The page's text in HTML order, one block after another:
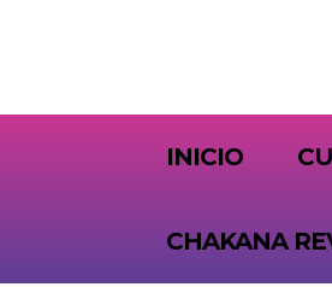
INICIO
CHAKANA